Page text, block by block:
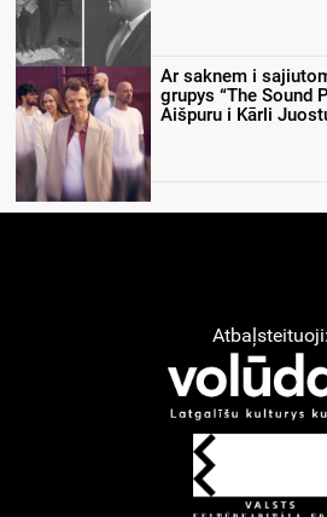
Ar saknem i
grupys “The Sound
Aišpuru i Kārli
Atbaļsteituoji: